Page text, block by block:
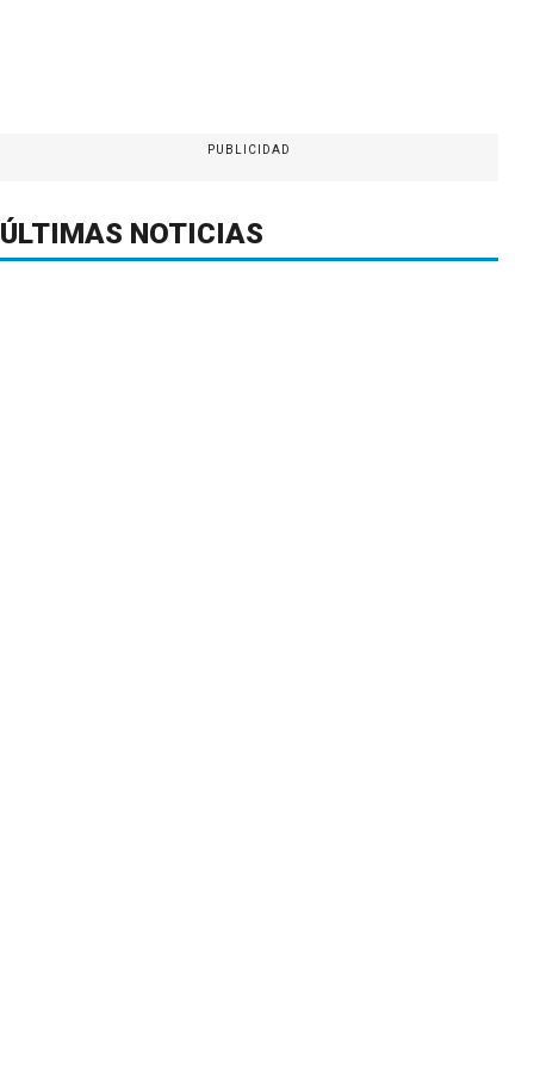
PUBLICIDAD
ÚLTIMAS NOTICIAS